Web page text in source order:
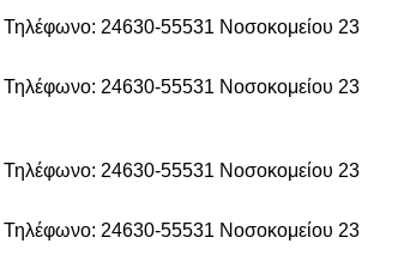
Τηλέφωνο: 24630-55531 Νοσοκομείου 23
Τηλέφωνο: 24630-55531 Νοσοκομείου 23
Τηλέφωνο: 24630-55531 Νοσοκομείου 23
Τηλέφωνο: 24630-55531 Νοσοκομείου 23